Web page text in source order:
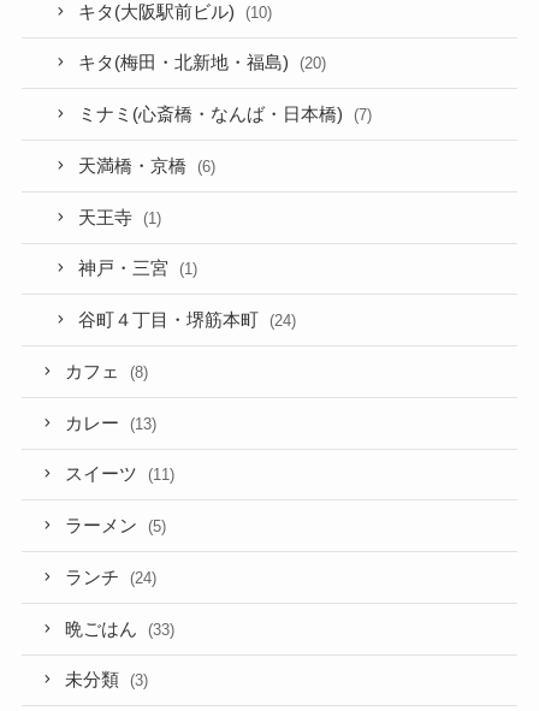
キタ(大阪駅前ビル) (10)
キタ(梅田・北新地・福島) (20)
ミナミ(心斎橋・なんば・日本橋) (7)
天満橋・京橋 (6)
天王寺 (1)
神戸・三宮 (1)
谷町４丁目・堺筋本町 (24)
カフェ (8)
カレー (13)
スイーツ (11)
ラーメン (5)
ランチ (24)
晩ごはん (33)
未分類 (3)